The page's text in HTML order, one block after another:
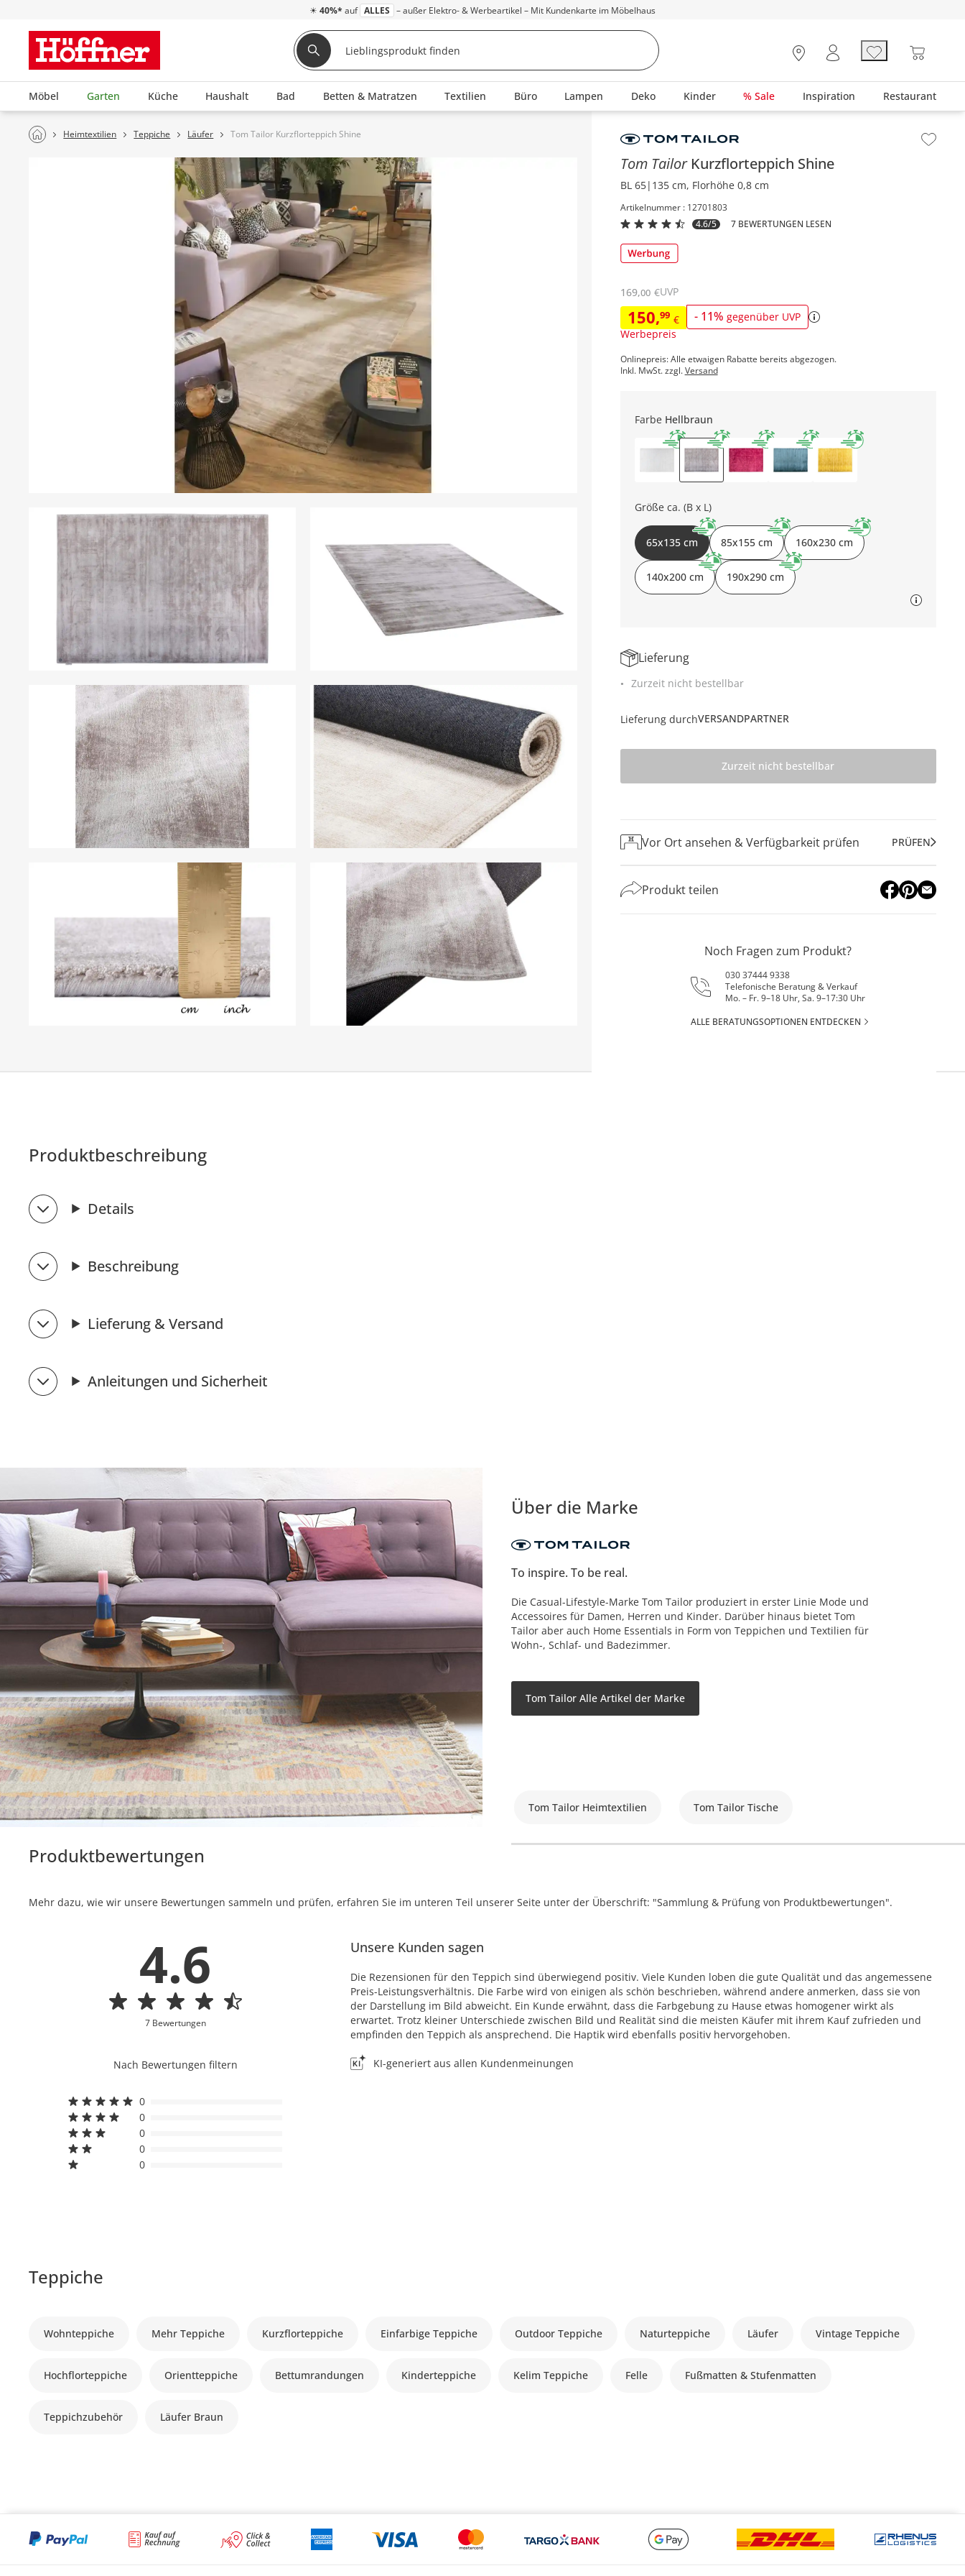
☀ 40%* auf ALLES – außer Elektro- & Werbeartikel – Mit Kundenkarte im Möbelhaus
Möbel Garten Küche Haushalt Bad Betten & Matratzen Textilien Büro Lampen Deko Kinder % Sale Inspiration Restaurant
Heimtextilien Teppiche Läufer Tom Tailor Kurzflorteppich Shine Inhalt der Seitenleiste überspringen - Zum Seitenende
Tom Tailor Kurzflorteppich Shine
BL 65|135 cm, Florhöhe 0,8 cm
Artikelnummer : 12701803
4.6/5
7 BEWERTUNGEN LESEN
150,99 € - 11% gegenüber UVP
Werbepreis
169,00 €UVP
Onlinepreis: Alle etwaigen Rabatte bereits abgezogen.
Inkl. MwSt. zzgl.Versand
Farbe Hellbraun
Größe ca. (B x L)
65x135 cm 85x155 cm 160x230 cm
140x200 cm 190x290 cm
Lieferung
Zurzeit nicht bestellbar
Lieferung durchVERSANDPARTNER
Zurzeit nicht bestellbar
Vor Ort ansehen & Verfügbarkeit prüfen PRÜFEN
Produkt teilen
Noch Fragen zum Produkt?
030 37444 9338
Telefonische Beratung & Verkauf
Mo. – Fr. 9–18 Uhr, Sa. 9–17:30 Uhr
ALLE BERATUNGSOPTIONEN ENTDECKEN
Produktbeschreibung
Details
Beschreibung
Lieferung & Versand
Anleitungen und Sicherheit
Über die Marke
To inspire. To be real.
Die Casual-Lifestyle-Marke Tom Tailor produziert in erster Linie Mode und
Accessoires für Damen, Herren und Kinder. Darüber hinaus bietet Tom
Tailor aber auch Home Essentials in Form von Teppichen und Textilien für
Wohn-, Schlaf- und Badezimmer.
Tom Tailor Alle Artikel der Marke
Tom Tailor Heimtextilien Tom Tailor Tische
Produktbewertungen
Mehr dazu, wie wir unsere Bewertungen sammeln und prüfen, erfahren Sie im unteren Teil unserer Seite unter der Überschrift: "Sammlung & Prüfung von Produktbewertungen".
4.6
7 Bewertungen
Nach Bewertungen filtern
0
0
0
0
0
Unsere Kunden sagen
Die Rezensionen für den Teppich sind überwiegend positiv. Viele Kunden loben die gute Qualität und das angemessene
Preis-Leistungsverhältnis. Die Farbe wird von einigen als schön beschrieben, während andere anmerken, dass sie von
der Darstellung im Bild abweicht. Ein Kunde erwähnt, dass die Farbgebung zu Hause etwas homogener wirkt als
erwartet. Trotz kleiner Unterschiede zwischen Bild und Realität sind die meisten Käufer mit ihrem Kauf zufrieden und
empfinden den Teppich als ansprechend. Die Haptik wird ebenfalls positiv hervorgehoben.
KI-generiert aus allen Kundenmeinungen
Teppiche
Wohnteppiche Mehr Teppiche Kurzflorteppiche Einfarbige Teppiche Outdoor Teppiche Naturteppiche Läufer Vintage Teppiche
Hochflorteppiche Orientteppiche Bettumrandungen Kinderteppiche Kelim Teppiche Felle Fußmatten & Stufenmatten
Teppichzubehör Läufer Braun